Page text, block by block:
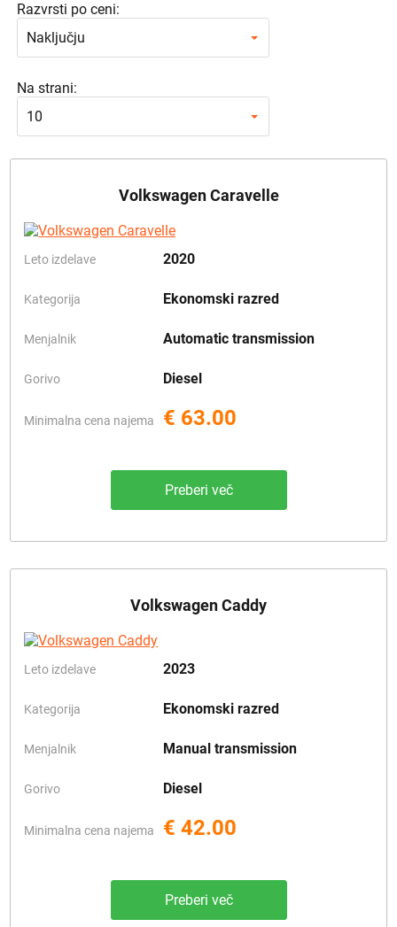
Razvrsti po ceni:
Naključju
Na strani:
10
Volkswagen Caravelle
Leto izdelave 2020
Kategorija Ekonomski razred
Menjalnik Automatic transmission
Gorivo Diesel
Minimalna cena najema € 63.00
Preberi več
Volkswagen Caddy
Leto izdelave 2023
Kategorija Ekonomski razred
Menjalnik Manual transmission
Gorivo Diesel
Minimalna cena najema € 42.00
Preberi več